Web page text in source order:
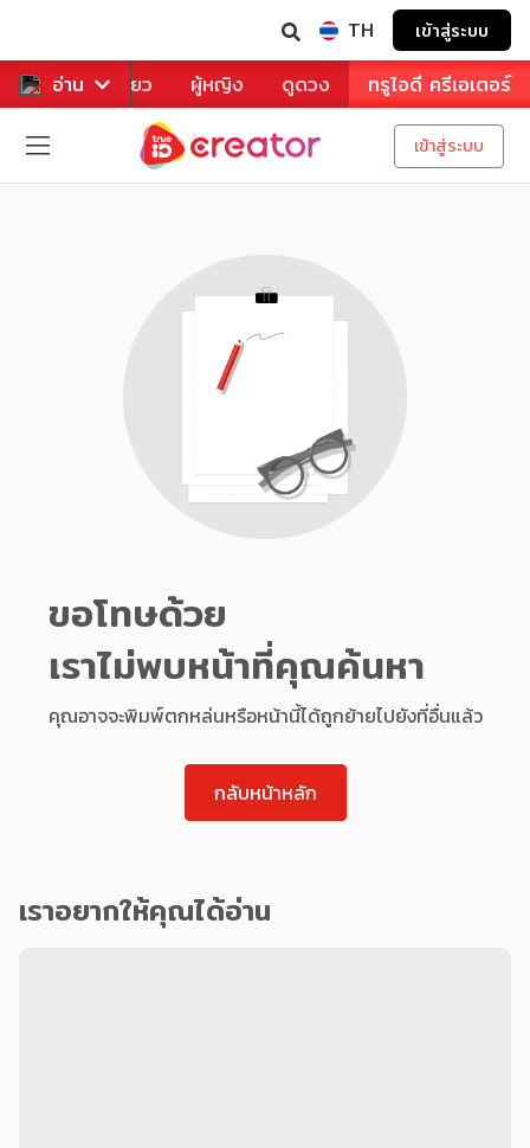
TH เข้าสู่ระบบ
อ่าน
หาร ท่องเที่ยว ผู้หญิง ดูดวง ทรูไอดี ครีเอเตอร์
เข้าสู่ระบบ
ขอโทษด้วย
เราไม่พบหน้าที่คุณค้นหา
คุณอาจจะพิมพ์ตกหล่นหรือหน้านี้ได้ถูกย้ายไปยังที่อื่นแล้ว
กลับหน้าหลัก
เราอยากให้คุณได้อ่าน